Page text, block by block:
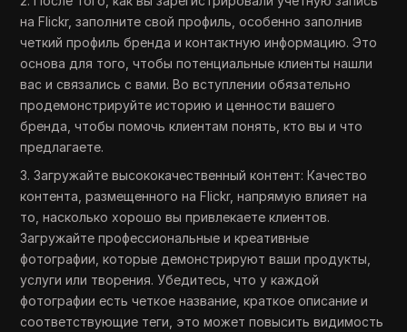
на Flickr, заполните свой профиль, особенно заполнив
четкий профиль бренда и контактную информацию. Это
основа для того, чтобы потенциальные клиенты нашли
вас и связались с вами. Во вступлении обязательно
продемонстрируйте историю и ценности вашего
бренда, чтобы помочь клиентам понять, кто вы и что
предлагаете.
3. Загружайте высококачественный контент: Качество
контента, размещенного на Flickr, напрямую влияет на
то, насколько хорошо вы привлекаете клиентов.
Загружайте профессиональные и креативные
фотографии, которые демонстрируют ваши продукты,
услуги или творения. Убедитесь, что у каждой
фотографии есть четкое название, краткое описание и
соответствующие теги, это может повысить видимость